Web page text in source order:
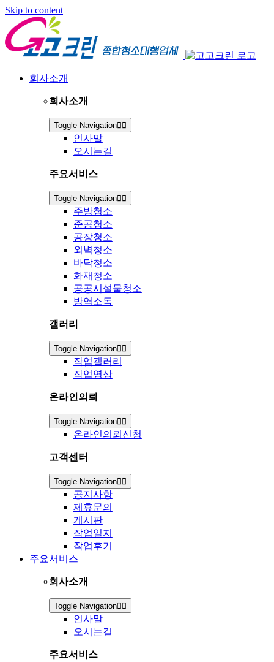
Skip to content
회사소개
회사소개
Toggle Navigation
인사말
오시는길
주요서비스
Toggle Navigation
주방청소
준공청소
공장청소
외벽청소
바닥청소
화재청소
공공시설물청소
방역소독
갤러리
Toggle Navigation
작업갤러리
작업영상
온라인의뢰
Toggle Navigation
온라인의뢰신청
고객센터
Toggle Navigation
공지사항
제휴문의
게시판
작업일지
작업후기
주요서비스
회사소개
Toggle Navigation
인사말
오시는길
주요서비스